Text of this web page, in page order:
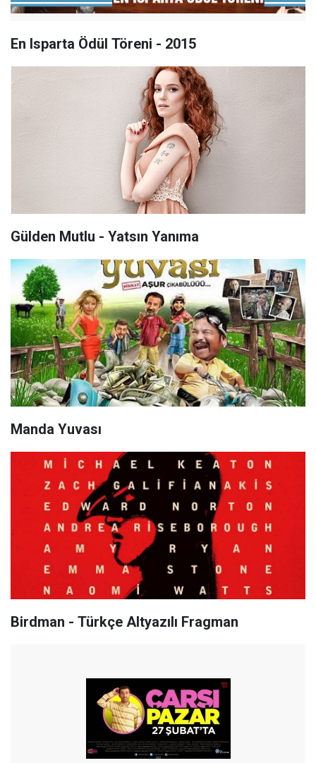
En Isparta Ödül Töreni - 2015
Gülden Mutlu - Yatsın Yanıma
Manda Yuvası
Birdman - Türkçe Altyazılı Fragman